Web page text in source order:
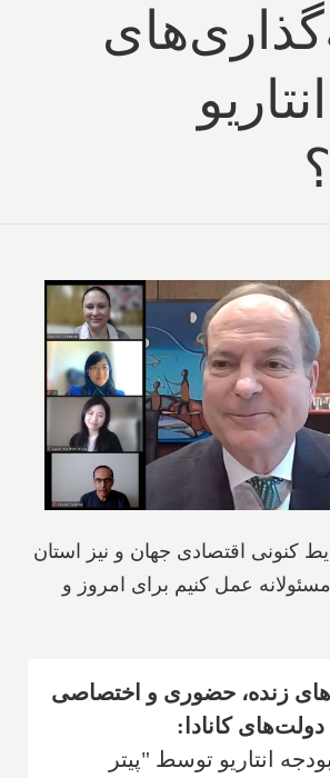
کنونی اقتصادی جهان و نیز استان
مسئولانه عمل کنیم برای امروز و
زنده، حضوری و اختصاصی
دولت‌های کانادا:
انتاریو توسط "پیتر